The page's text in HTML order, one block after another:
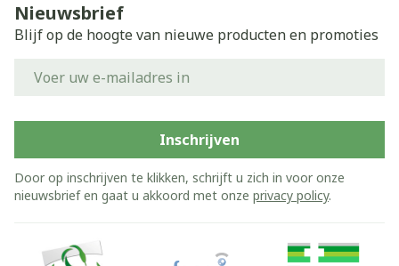
Nieuwsbrief
Blijf op de hoogte van nieuwe producten en promoties
Inschrijven
Door op inschrijven te klikken, schrijft u zich in voor onze
nieuwsbrief en gaat u akkoord met onze privacy policy.